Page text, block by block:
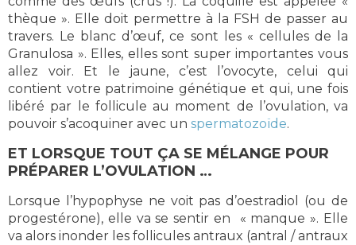
thèque ». Elle doit permettre à la FSH de passer au
travers. Le blanc d’œuf, ce sont les « cellules de la
Granulosa ». Elles, elles sont super importantes vous
allez voir. Et le jaune, c’est l’ovocyte, celui qui
contient votre patrimoine génétique et qui, une fois
libéré par le follicule au moment de l’ovulation, va
pouvoir s’acoquiner avec un spermatozoïde.
ET LORSQUE TOUT ÇA SE MÉLANGE POUR
PRÉPARER L’OVULATION …
Lorsque l’hypophyse ne voit pas d’oestradiol (ou de
progestérone), elle va se sentir en « manque ». Elle
va alors inonder les follicules antraux (antral / antraux